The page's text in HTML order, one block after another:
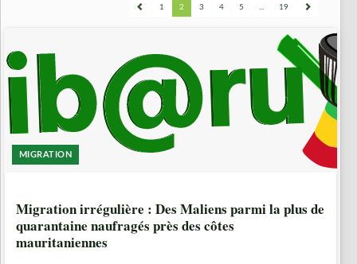
1 2 3 4 5 ... 19
MIGRATION
Migration irrégulière : Des Maliens parmi la plus de
quarantaine naufragés près des côtes
mauritaniennes